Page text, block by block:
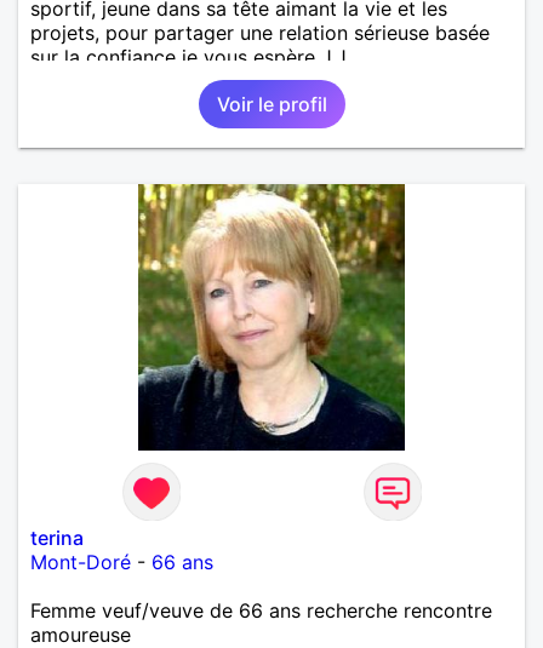
sportif, jeune dans sa tête aimant la vie et les
projets, pour partager une relation sérieuse basée
sur la confiance je vous espère J.J
Voir le profil
terina
Mont-Doré - 66 ans
Femme veuf/veuve de 66 ans recherche rencontre
amoureuse